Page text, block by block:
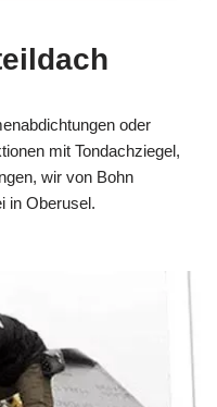
oder
mit Tondachziegel,
wir von Bohn
in Oberusel.